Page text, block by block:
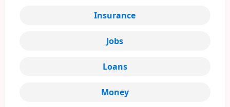
Insurance
Jobs
Loans
Money